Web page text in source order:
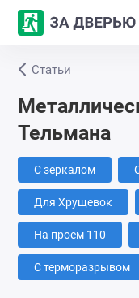
Каталог
Работы
Откосы
Контакты
Статьи
Тельмана
С зеркалом
Для Хрущевок
На проем 110
С терморазрывом